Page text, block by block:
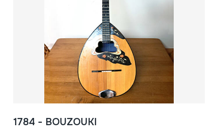
1784 - BOUZOUKI